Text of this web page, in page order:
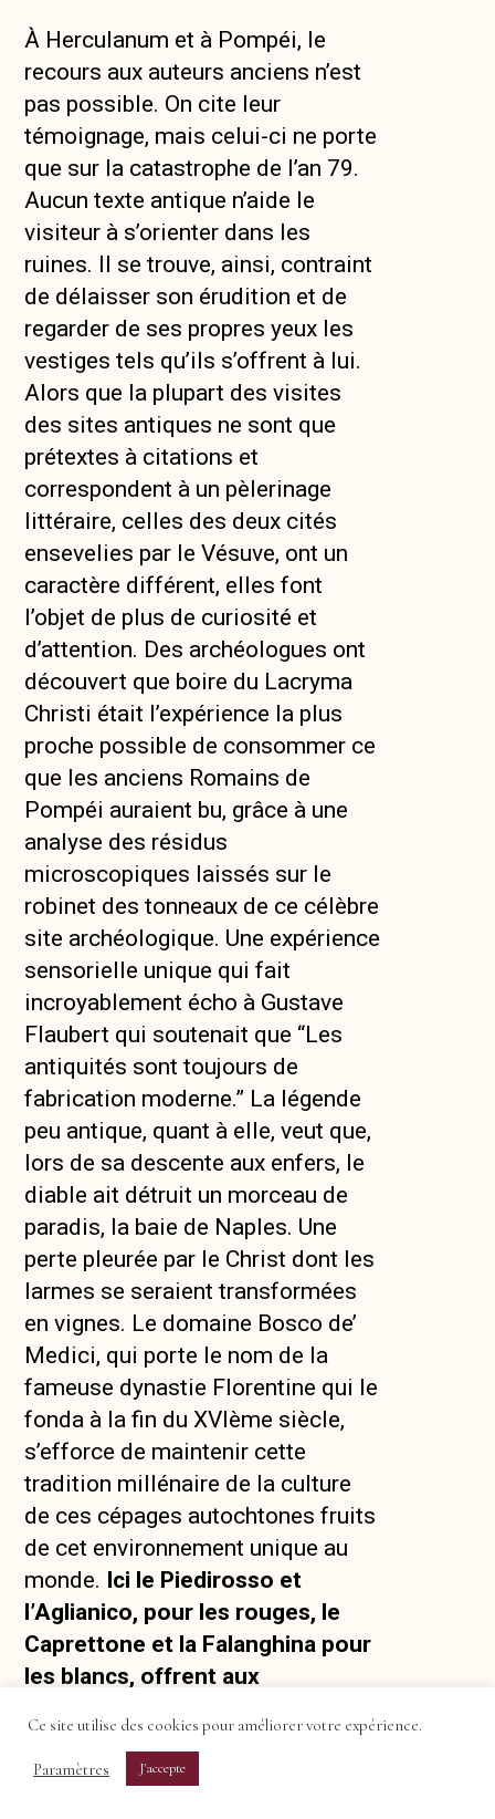
À Herculanum et à Pompéi, le
recours aux auteurs anciens n’est
pas possible. On cite leur
témoignage, mais celui-ci ne porte
que sur la catastrophe de l’an 79.
Aucun texte antique n’aide le
visiteur à s’orienter dans les
ruines. Il se trouve, ainsi, contraint
de délaisser son érudition et de
regarder de ses propres yeux les
vestiges tels qu’ils s’offrent à lui.
Alors que la plupart des visites
des sites antiques ne sont que
prétextes à citations et
correspondent à un pèlerinage
littéraire, celles des deux cités
ensevelies par le Vésuve, ont un
caractère différent, elles font
l’objet de plus de curiosité et
d’attention. Des archéologues ont
découvert que boire du Lacryma
Christi était l’expérience la plus
proche possible de consommer ce
que les anciens Romains de
Pompéi auraient bu, grâce à une
analyse des résidus
microscopiques laissés sur le
robinet des tonneaux de ce célèbre
site archéologique. Une expérience
sensorielle unique qui fait
incroyablement écho à Gustave
Flaubert qui soutenait que “Les
antiquités sont toujours de
fabrication moderne.” La légende
peu antique, quant à elle, veut que,
lors de sa descente aux enfers, le
diable ait détruit un morceau de
paradis, la baie de Naples. Une
perte pleurée par le Christ dont les
larmes se seraient transformées
en vignes. Le domaine Bosco de’
Medici, qui porte le nom de la
fameuse dynastie Florentine qui le
fonda à la fin du XVIème siècle,
s’efforce de maintenir cette
tradition millénaire de la culture
de ces cépages autochtones fruits
de cet environnement unique au
monde. Ici le Piedirosso et
l’Aglianico, pour les rouges, le
Caprettone et la Falanghina pour
les blancs, offrent aux
incroyable voyage dans le temps
Ce site utilise des cookies pour améliorer votre expérience.
Paramètres J'accepte